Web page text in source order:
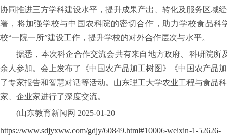
协同推进三方学科建设水平，提升成果产出、转化及服务区域
署，将加强学校与中国农科院的密切合作，助力学校食品科
校“一院一所”建设工作，提升学校的对外合作层次与水平。
据悉，本次科企合作交流会共有来自地方政府、科研院所
余人参加。会上发布了《中国农产品加工树图》《中国农产品
了专家报告和智慧对话等活动。山东理工大学农业工程与食品
家、企业家进行了深度交流。
(山东教育新闻网 2025-01-20
https://www.sdjyxww.com/gdjy/60849.html#10006-weixin-1-52626-